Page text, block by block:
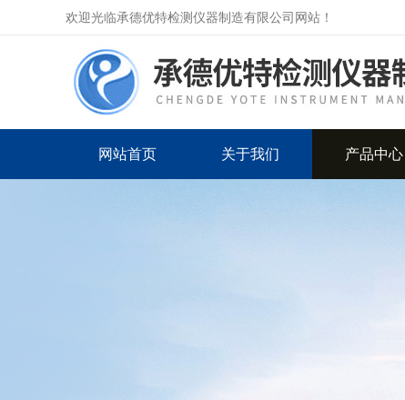
欢迎光临承德优特检测仪器制造有限公司网站！
网站首页 关于我们 产品中心